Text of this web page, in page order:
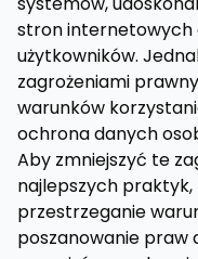
stron internetowych
użytkowników.
zagrożeniami
warunków
ochrona danych
Aby zmniejszyć te
najlepszych praktyk,
przestrzeganie
poszanowanie praw